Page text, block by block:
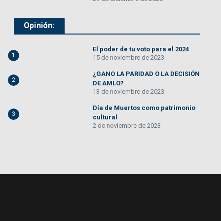
Opinión:
1
El poder de tu voto para el 2024
15 de noviembre de 2023
2
¿GANO LA PARIDAD O LA DECISIÓN
DE AMLO?
13 de noviembre de 2023
3
Día de Muertos como patrimonio
cultural
2 de noviembre de 2023